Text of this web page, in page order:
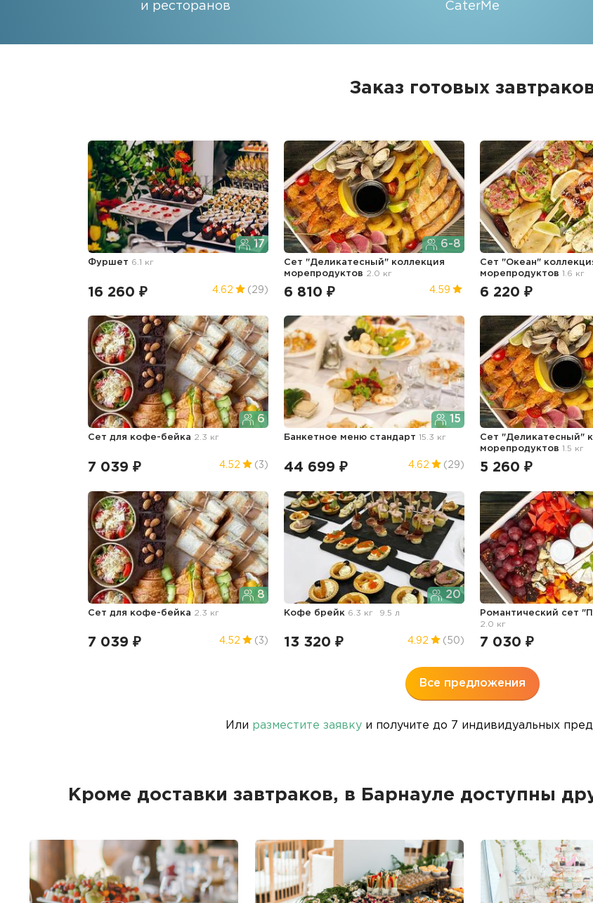
и ресторанов
CaterMe
Заказ готовых
17
Фуршет 6.1 кг
16 260 ₽ 4.62 (29)
6-8
Сет "Деликатесный" коллекция
морепродуктов 2.0 кг
6 810 ₽ 4.59
Сет "Океан"
морепродуктов1.6 кг
6 220 ₽
6
Сет для кофе-бейка 2.3 кг
7 039 ₽ 4.52 (3)
15
Банкетное меню стандарт 15.3 кг
44 699 ₽ 4.62 (29)
Сет "Деликатесный"
морепродуктов
1.5 кг
5 260 ₽
8
Сет для кофе-бейка 2.3 кг
7 039 ₽ 4.52 (3)
20
Кофе брейк 6.3 кг 9.5 л
13 320 ₽ 4.92 (50)
Романтический сет
2.0 кг
7 030 ₽
Все предложения
Или разместите заявку и получите до 7 индивидуальных
Кроме доставки завтраков, в Барнауле доступны